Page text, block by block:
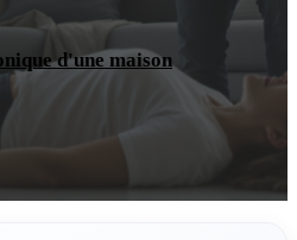
d'une maison